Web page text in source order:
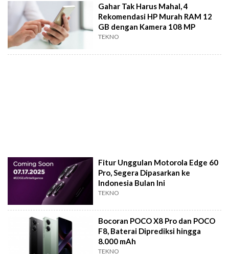
Gahar Tak Harus Mahal, 4
Rekomendasi HP Murah RAM 12
GB dengan Kamera 108 MP
TEKNO
Fitur Unggulan Motorola Edge 60
Pro, Segera Dipasarkan ke
Indonesia Bulan Ini
TEKNO
Bocoran POCO X8 Pro dan POCO
F8, Baterai Diprediksi hingga
8.000 mAh
TEKNO